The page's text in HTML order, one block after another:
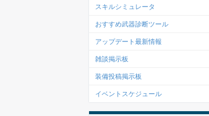
スキルシミュレータ
おすすめ武器診断ツール
アップデート最新情報
雑談掲示板
装備投稿掲示板
イベントスケジュール